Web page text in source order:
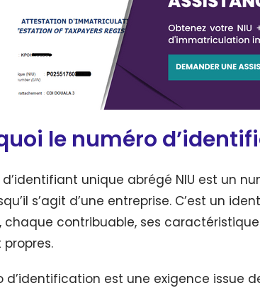
le numéro
d’identifiant unique abrégé NIU est un
s’agit d’une entreprise. C’est un
chaque contribuable, ses
d’identification est une exigence issue